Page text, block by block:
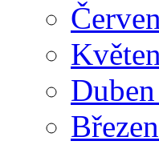
Červen
Květen
Duben
Březen